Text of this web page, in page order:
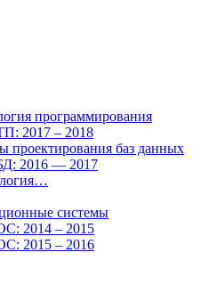
программирования
2017 – 2018
проектирования баз данных
2016 — 2017
системы
2014 – 2015
2015 – 2016